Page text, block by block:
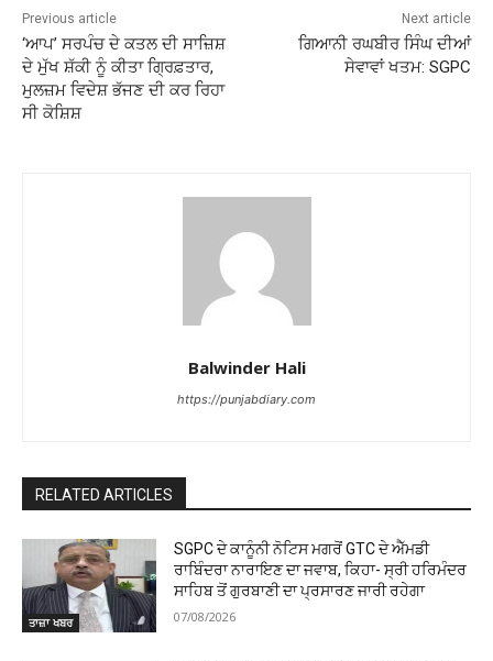
Previous article
‘ਆਪ’ ਸਰਪੰਚ ਦੇ ਕਤਲ ਦੀ ਸਾਜ਼ਿਸ਼
ਦੇ ਮੁੱਖ ਸ਼ੱਕੀ ਨੂੰ ਕੀਤਾ ਗ੍ਰਿਫ਼ਤਾਰ,
ਮੁਲਜ਼ਮ ਵਿਦੇਸ਼ ਭੱਜਣ ਦੀ ਕਰ ਰਿਹਾ
ਸੀ ਕੋਸ਼ਿਸ਼
Next article
ਗਿਆਨੀ ਰਘਬੀਰ ਸਿੰਘ ਦੀਆਂ
ਸੇਵਾਵਾਂ ਖਤਮ: SGPC
Balwinder Hali
https://punjabdiary.com
RELATED ARTICLES
ਤਾਜ਼ਾ ਖਬਰ
SGPC ਦੇ ਕਾਨੂੰਨੀ ਨੋਟਿਸ ਮਗਰੋਂ GTC ਦੇ ਐੱਮਡੀ
ਰਾਬਿੰਦਰਾ ਨਾਰਾਇਣ ਦਾ ਜਵਾਬ, ਕਿਹਾ- ਸ੍ਰੀ ਹਰਿਮੰਦਰ
ਸਾਹਿਬ ਤੋਂ ਗੁਰਬਾਣੀ ਦਾ ਪ੍ਰਸਾਰਣ ਜਾਰੀ ਰਹੇਗਾ
07/08/2026